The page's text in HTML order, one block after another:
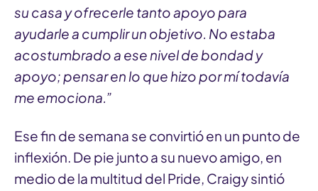
su casa y ofrecerle tanto apoyo para
ayudarle a cumplir un objetivo. No estaba
acostumbrado a ese nivel de bondad y
apoyo; pensar en lo que hizo por mí todavía
me emociona.”
Ese fin de semana se convirtió en un punto de
inflexión. De pie junto a su nuevo amigo, en
medio de la multitud del Pride, Craigy sintió